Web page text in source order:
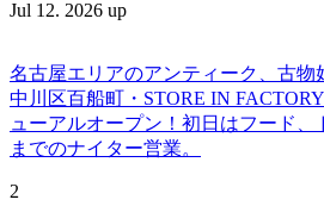
Jul 12. 2026 up
名古屋エリアのアンティーク、古物
中川区百船町・STORE IN
ューアルオープン！初日はフード
までのナイター営業。
2